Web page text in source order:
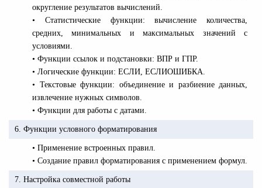
округление результатов вычислений.
• Статистические функции: вычисление количества,
средних, минимальных и максимальных значений с
условиями.
• Функции ссылок и подстановки: ВПР и ГПР.
• Логические функции: ЕСЛИ, ЕСЛИОШИБКА.
• Текстовые функции: объединение и разбиение данных,
извлечение нужных символов.
• Функции для работы с датами.
6. Функции условного форматирования
• Применение встроенных правил.
• Создание правил форматирования с применением формул.
7. Настройка совместной работы